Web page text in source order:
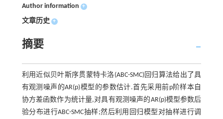
Author information +
文章历史 +
摘要
利用近似贝叶斯序贯蒙特卡洛(ABC-SMC)回归算法给出了具
有观测噪声的AR(p)模型的参数估计.首先采用前p阶样本自
协方差函数作为统计量,对具有观测噪声的AR(p)模型参数后
验分布进行ABC-SMC抽样;然后利用回归模型对抽样进行调